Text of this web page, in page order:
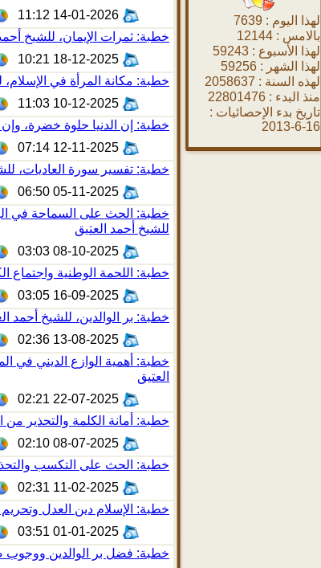
لهذا اليوم : 7639
بالامس : 12144
لهذا الأسبوع : 59243
لهذا الشهر : 59256
لهذه السنة : 2058637
منذ البدء : 22801476
تاريخ بدء الإحصائيات :
16-6-2013
14-01-2026 11:12
خطبة: ثمرات الإيمان، للشيخ
18-12-2025 10:21
خطبة: مكانة المرأة في الإسلام،
10-12-2025 11:03
خطبة: إن الدنيا حلوة خضرة، وإن
12-11-2025 07:14
خطبة: تفسير سورة العاديات،
05-11-2025 06:50
خطبة: الحث على السماحة في
للشيخ أحمد العتيق
08-10-2025 03:03
خطبة: اللحمة الوطنية واجتماع
16-09-2025 03:05
خطبة: بر الوالدين، للشيخ أحمد
13-08-2025 02:36
خطبة: أهمية الوازع الديني في
العتيق
22-07-2025 02:21
خطبة: أمانة الكلمة والتحذير من
08-07-2025 02:10
خطبة: الحث على التكسب
11-02-2025 02:31
خطبة: الإسلام دين العدل
01-01-2025 03:51
خطبة: فضل بر الوالدين ووجوب